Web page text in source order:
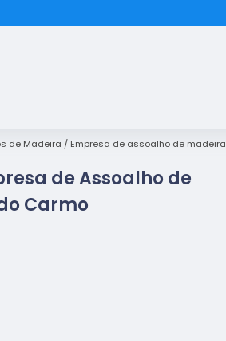
de Madeira Empresa de assoalho de madeira
de Assoalho de
Carmo